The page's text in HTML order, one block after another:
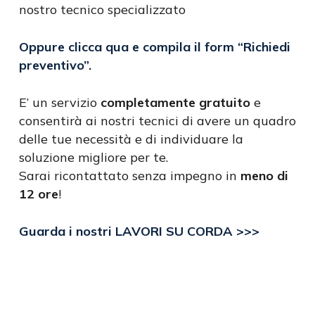
nostro tecnico specializzato
Oppure clicca qua e compila il form “Richiedi
preventivo”.
E’ un servizio completamente gratuitoe
consentirà ai nostri tecnici di avere un quadro
delle tue necessità e di individuare la
soluzione migliore per te.
Sarai ricontattato senza impegno in meno di
12 ore!
Guarda i nostri LAVORI SU CORDA >>>